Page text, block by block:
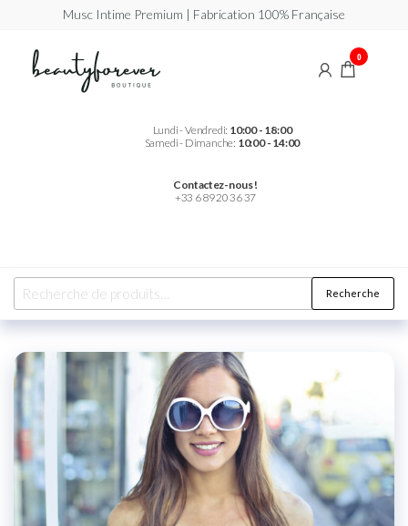
Musc Intime Premium | Fabrication 100% Française
Beautyforever
Lundi - Vendredi: 10:00 - 18:00
Samedi - Dimanche: 10:00 - 14:00
Contactez-nous !
+33 6 89 20 36 37
0
Recherche